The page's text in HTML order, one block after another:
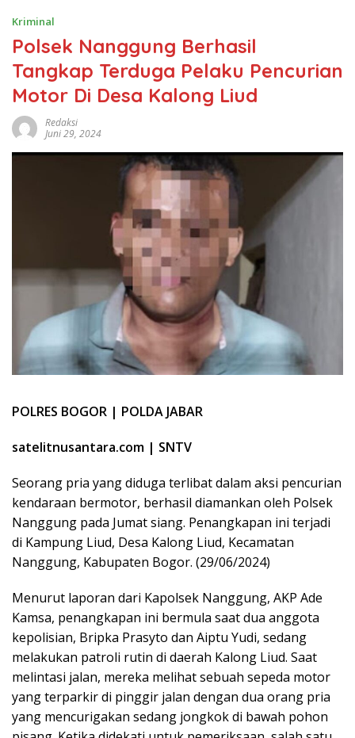
Kriminal
Polsek Nanggung Berhasil
Tangkap Terduga Pelaku Pencurian
Motor Di Desa Kalong Liud
Redaksi
Juni 29, 2024
POLRES BOGOR | POLDA JABAR
satelitnusantara.com | SNTV
Seorang pria yang diduga terlibat dalam aksi pencurian
kendaraan bermotor, berhasil diamankan oleh Polsek
Nanggung pada Jumat siang. Penangkapan ini terjadi
di Kampung Liud, Desa Kalong Liud, Kecamatan
Nanggung, Kabupaten Bogor. (29/06/2024)
Menurut laporan dari Kapolsek Nanggung, AKP Ade
Kamsa, penangkapan ini bermula saat dua anggota
kepolisian, Bripka Prasyto dan Aiptu Yudi, sedang
melakukan patroli rutin di daerah Kalong Liud. Saat
melintasi jalan, mereka melihat sebuah sepeda motor
yang terparkir di pinggir jalan dengan dua orang pria
yang mencurigakan sedang jongkok di bawah pohon